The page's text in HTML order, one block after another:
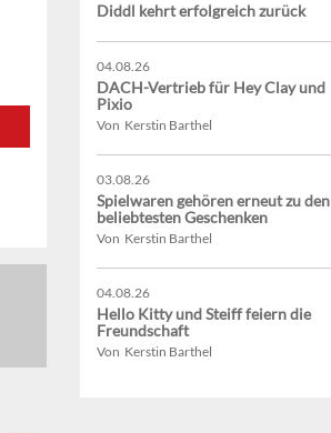
Diddl kehrt erfolgreich zurück
04.08.26
DACH-Vertrieb für Hey Clay und
Pixio
Von Kerstin Barthel
03.08.26
Spielwaren gehören erneut zu den
beliebtesten Geschenken
Von Kerstin Barthel
04.08.26
Hello Kitty und Steiff feiern die
Freundschaft
Von Kerstin Barthel